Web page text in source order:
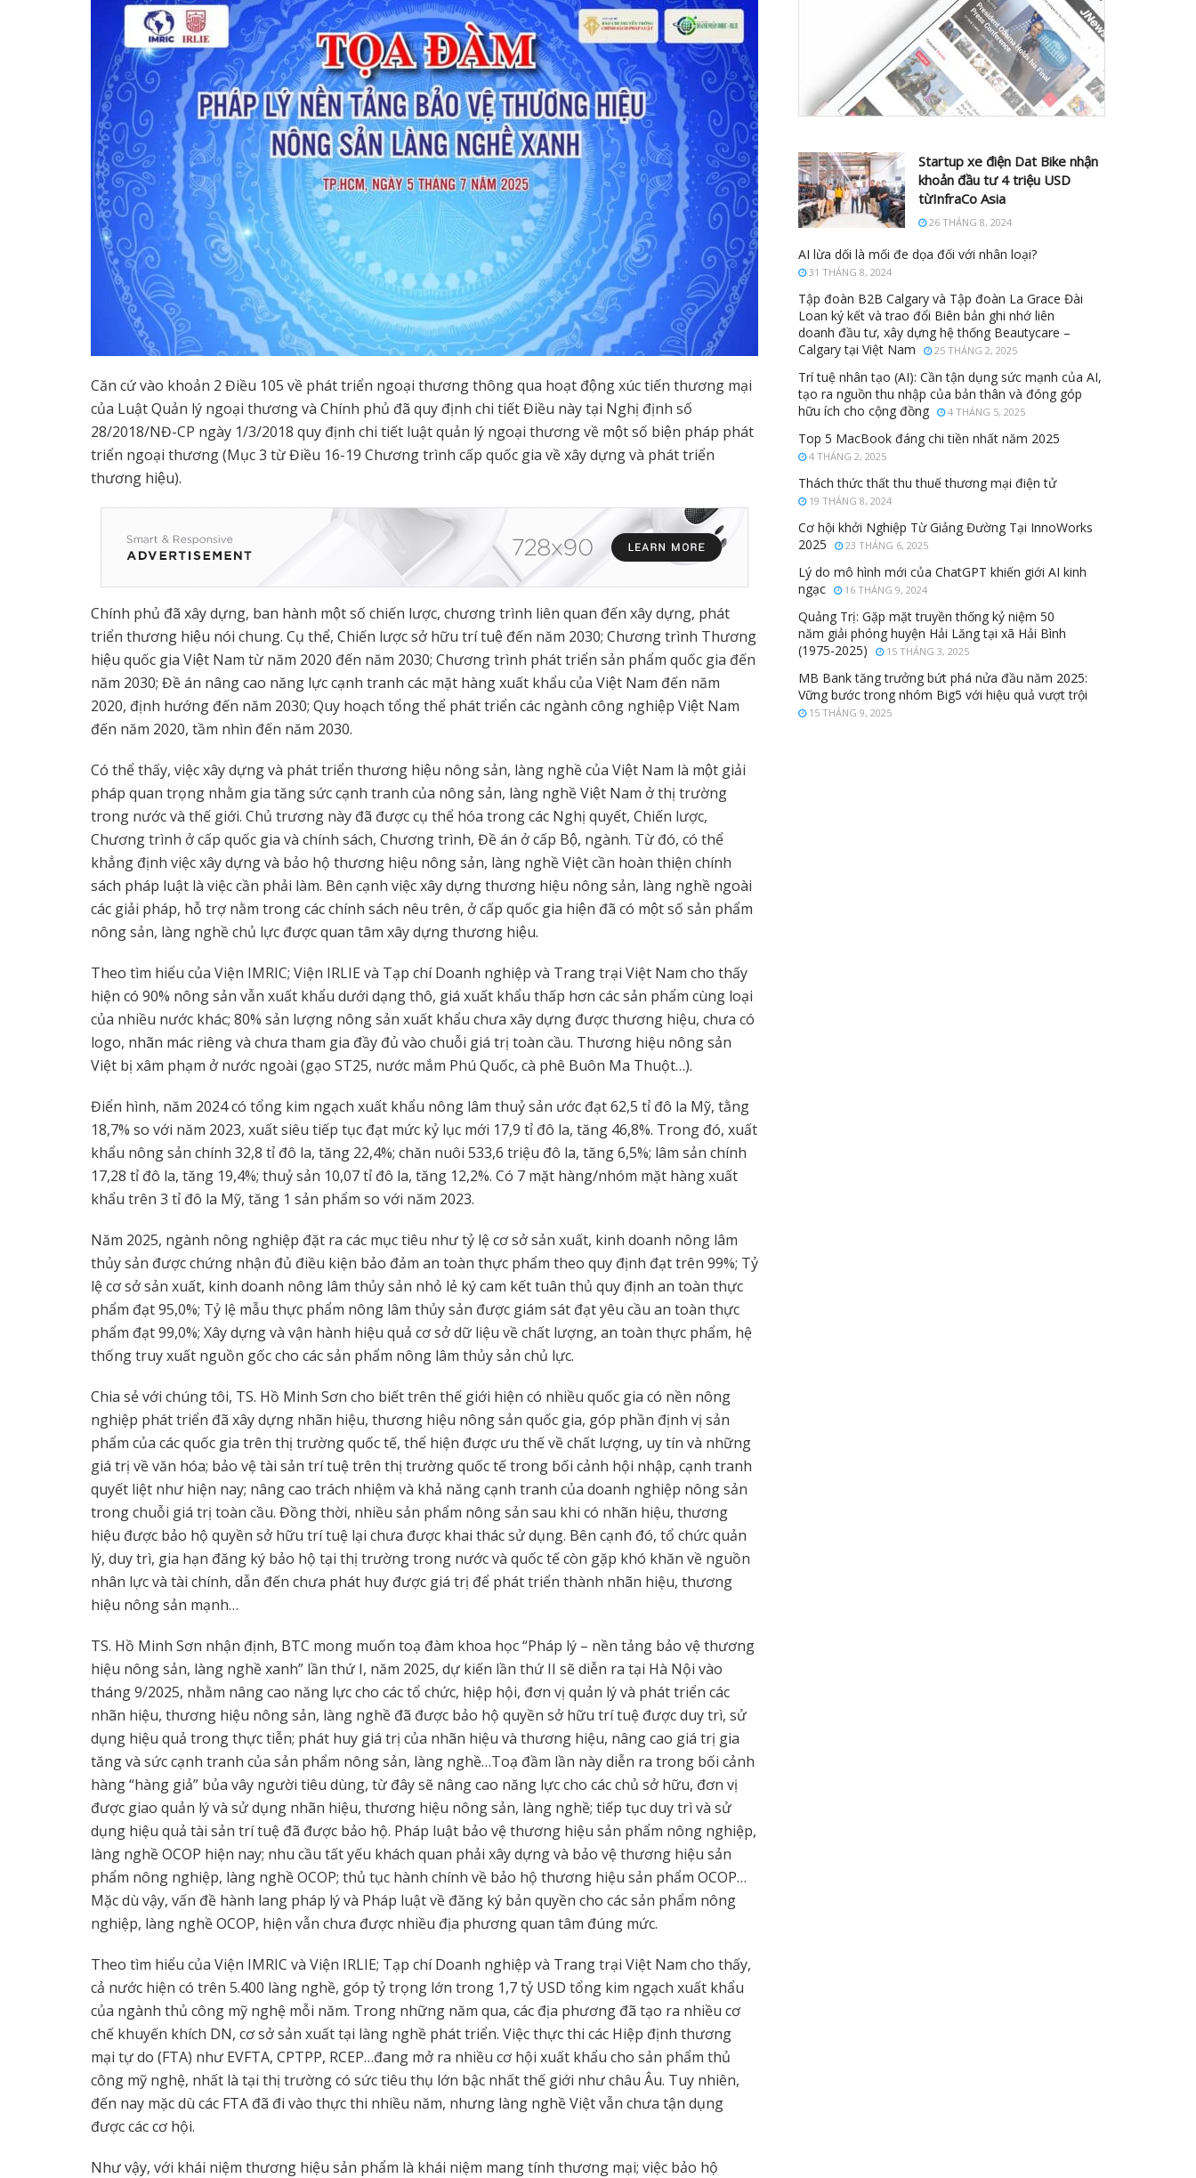
Căn cứ vào khoản 2 Điều 105 về phát triển ngoại thương thông qua hoạt động xúc tiến thương mại
của Luật Quản lý ngoại thương và Chính phủ đã quy định chi tiết Điều này tại Nghị định số
28/2018/NĐ-CP ngày 1/3/2018 quy định chi tiết luật quản lý ngoại thương về một số biện pháp phát
triển ngoại thương (Mục 3 từ Điều 16-19 Chương trình cấp quốc gia về xây dựng và phát triển
thương hiệu).
Chính phủ đã xây dựng, ban hành một số chiến lược, chương trình liên quan đến xây dựng, phát
triển thương hiệu nói chung. Cụ thể, Chiến lược sở hữu trí tuệ đến năm 2030; Chương trình Thương
hiệu quốc gia Việt Nam từ năm 2020 đến năm 2030; Chương trình phát triển sản phẩm quốc gia đến
năm 2030; Đề án nâng cao năng lực cạnh tranh các mặt hàng xuất khẩu của Việt Nam đến năm
2020, định hướng đến năm 2030; Quy hoạch tổng thể phát triển các ngành công nghiệp Việt Nam
đến năm 2020, tầm nhìn đến năm 2030.
Có thể thấy, việc xây dựng và phát triển thương hiệu nông sản, làng nghề của Việt Nam là một giải
pháp quan trọng nhằm gia tăng sức cạnh tranh của nông sản, làng nghề Việt Nam ở thị trường
trong nước và thế giới. Chủ trương này đã được cụ thể hóa trong các Nghị quyết, Chiến lược,
Chương trình ở cấp quốc gia và chính sách, Chương trình, Đề án ở cấp Bộ, ngành. Từ đó, có thể
khẳng định việc xây dựng và bảo hộ thương hiệu nông sản, làng nghề Việt cần hoàn thiện chính
sách pháp luật là việc cần phải làm. Bên cạnh việc xây dựng thương hiệu nông sản, làng nghề ngoài
các giải pháp, hỗ trợ nằm trong các chính sách nêu trên, ở cấp quốc gia hiện đã có một số sản phẩm
nông sản, làng nghề chủ lực được quan tâm xây dựng thương hiệu.
Theo tìm hiểu của Viện IMRIC; Viện IRLIE và Tạp chí Doanh nghiệp và Trang trại Việt Nam cho thấy
hiện có 90% nông sản vẫn xuất khẩu dưới dạng thô, giá xuất khẩu thấp hơn các sản phẩm cùng loại
của nhiều nước khác; 80% sản lượng nông sản xuất khẩu chưa xây dựng được thương hiệu, chưa có
logo, nhãn mác riêng và chưa tham gia đầy đủ vào chuỗi giá trị toàn cầu. Thương hiệu nông sản
Việt bị xâm phạm ở nước ngoài (gạo ST25, nước mắm Phú Quốc, cà phê Buôn Ma Thuột…).
Điển hình, năm 2024 có tổng kim ngạch xuất khẩu nông lâm thuỷ sản ước đạt 62,5 tỉ đô la Mỹ, tằng
18,7% so với năm 2023, xuất siêu tiếp tục đạt mức kỷ lục mới 17,9 tỉ đô la, tăng 46,8%. Trong đó, xuất
khẩu nông sản chính 32,8 tỉ đô la, tăng 22,4%; chăn nuôi 533,6 triệu đô la, tăng 6,5%; lâm sản chính
17,28 tỉ đô la, tăng 19,4%; thuỷ sản 10,07 tỉ đô la, tăng 12,2%. Có 7 mặt hàng/nhóm mặt hàng xuất
khẩu trên 3 tỉ đô la Mỹ, tăng 1 sản phẩm so với năm 2023.
Năm 2025, ngành nông nghiệp đặt ra các mục tiêu như tỷ lệ cơ sở sản xuất, kinh doanh nông lâm
thủy sản được chứng nhận đủ điều kiện bảo đảm an toàn thực phẩm theo quy định đạt trên 99%; Tỷ
lệ cơ sở sản xuất, kinh doanh nông lâm thủy sản nhỏ lẻ ký cam kết tuân thủ quy định an toàn thực
phẩm đạt 95,0%; Tỷ lệ mẫu thực phẩm nông lâm thủy sản được giám sát đạt yêu cầu an toàn thực
phẩm đạt 99,0%; Xây dựng và vận hành hiệu quả cơ sở dữ liệu về chất lượng, an toàn thực phẩm, hệ
thống truy xuất nguồn gốc cho các sản phẩm nông lâm thủy sản chủ lực.
Chia sẻ với chúng tôi, TS. Hồ Minh Sơn cho biết trên thế giới hiện có nhiều quốc gia có nền nông
nghiệp phát triển đã xây dựng nhãn hiệu, thương hiệu nông sản quốc gia, góp phần định vị sản
phẩm của các quốc gia trên thị trường quốc tế, thể hiện được ưu thế về chất lượng, uy tín và những
giá trị về văn hóa; bảo vệ tài sản trí tuệ trên thị trường quốc tế trong bối cảnh hội nhập, cạnh tranh
quyết liệt như hiện nay; nâng cao trách nhiệm và khả năng cạnh tranh của doanh nghiệp nông sản
trong chuỗi giá trị toàn cầu. Đồng thời, nhiều sản phẩm nông sản sau khi có nhãn hiệu, thương
hiệu được bảo hộ quyền sở hữu trí tuệ lại chưa được khai thác sử dụng. Bên cạnh đó, tổ chức quản
lý, duy trì, gia hạn đăng ký bảo hộ tại thị trường trong nước và quốc tế còn gặp khó khăn về nguồn
nhân lực và tài chính, dẫn đến chưa phát huy được giá trị để phát triển thành nhãn hiệu, thương
hiệu nông sản mạnh…
TS. Hồ Minh Sơn nhận định, BTC mong muốn toạ đàm khoa học “Pháp lý – nền tảng bảo vệ thương
hiệu nông sản, làng nghề xanh” lần thứ I, năm 2025, dự kiến lần thứ II sẽ diễn ra tại Hà Nội vào
tháng 9/2025, nhằm nâng cao năng lực cho các tổ chức, hiệp hội, đơn vị quản lý và phát triển các
nhãn hiệu, thương hiệu nông sản, làng nghề đã được bảo hộ quyền sở hữu trí tuệ được duy trì, sử
dụng hiệu quả trong thực tiễn; phát huy giá trị của nhãn hiệu và thương hiệu, nâng cao giá trị gia
tăng và sức cạnh tranh của sản phẩm nông sản, làng nghề…Toạ đầm lần này diễn ra trong bối cảnh
hàng “hàng giả” bủa vây người tiêu dùng, từ đây sẽ nâng cao năng lực cho các chủ sở hữu, đơn vị
được giao quản lý và sử dụng nhãn hiệu, thương hiệu nông sản, làng nghề; tiếp tục duy trì và sử
dụng hiệu quả tài sản trí tuệ đã được bảo hộ. Pháp luật bảo vệ thương hiệu sản phẩm nông nghiệp,
làng nghề OCOP hiện nay; nhu cầu tất yếu khách quan phải xây dựng và bảo vệ thương hiệu sản
phẩm nông nghiệp, làng nghề OCOP; thủ tục hành chính về bảo hộ thương hiệu sản phẩm OCOP…
Mặc dù vậy, vấn đề hành lang pháp lý và Pháp luật về đăng ký bản quyền cho các sản phẩm nông
nghiệp, làng nghề OCOP, hiện vẫn chưa được nhiều địa phương quan tâm đúng mức.
Theo tìm hiểu của Viện IMRIC và Viện IRLIE; Tạp chí Doanh nghiệp và Trang trại Việt Nam cho thấy,
cả nước hiện có trên 5.400 làng nghề, góp tỷ trọng lớn trong 1,7 tỷ USD tổng kim ngạch xuất khẩu
của ngành thủ công mỹ nghệ mỗi năm. Trong những năm qua, các địa phương đã tạo ra nhiều cơ
chế khuyến khích DN, cơ sở sản xuất tại làng nghề phát triển. Việc thực thi các Hiệp định thương
mại tự do (FTA) như EVFTA, CPTPP, RCEP…đang mở ra nhiều cơ hội xuất khẩu cho sản phẩm thủ
công mỹ nghệ, nhất là tại thị trường có sức tiêu thụ lớn bậc nhất thế giới như châu Âu. Tuy nhiên,
đến nay mặc dù các FTA đã đi vào thực thi nhiều năm, nhưng làng nghề Việt vẫn chưa tận dụng
được các cơ hội.
Như vậy, với khái niệm thương hiệu sản phẩm là khái niệm mang tính thương mại; việc bảo hộ
Startup xe điện Dat Bike nhận
khoản đầu tư 4 triệu USD
từInfraCo Asia
26 THÁNG 8, 2024
AI lừa dối là mối đe dọa đối với nhân loại?
31 THÁNG 8, 2024
Tập đoàn B2B Calgary và Tập đoàn La Grace Đài
Loan ký kết và trao đổi Biên bản ghi nhớ liên
doanh đầu tư, xây dựng hệ thống Beautycare –
Calgary tại Việt Nam
25 THÁNG 2, 2025
Trí tuệ nhân tạo (AI): Cần tận dụng sức mạnh của AI,
tạo ra nguồn thu nhập của bản thân và đóng góp
hữu ích cho cộng đồng
4 THÁNG 5, 2025
Top 5 MacBook đáng chi tiền nhất năm 2025
4 THÁNG 2, 2025
Thách thức thất thu thuế thương mại điện tử
19 THÁNG 8, 2024
Cơ hội khởi Nghiệp Từ Giảng Đường Tại InnoWorks
2025
23 THÁNG 6, 2025
Lý do mô hình mới của ChatGPT khiến giới AI kinh
ngạc
16 THÁNG 9, 2024
Quảng Trị: Gặp mặt truyền thống kỷ niệm 50
năm giải phóng huyện Hải Lăng tại xã Hải Bình
(1975-2025)
15 THÁNG 3, 2025
MB Bank tăng trưởng bứt phá nửa đầu năm 2025:
Vững bước trong nhóm Big5 với hiệu quả vượt trội
15 THÁNG 9, 2025